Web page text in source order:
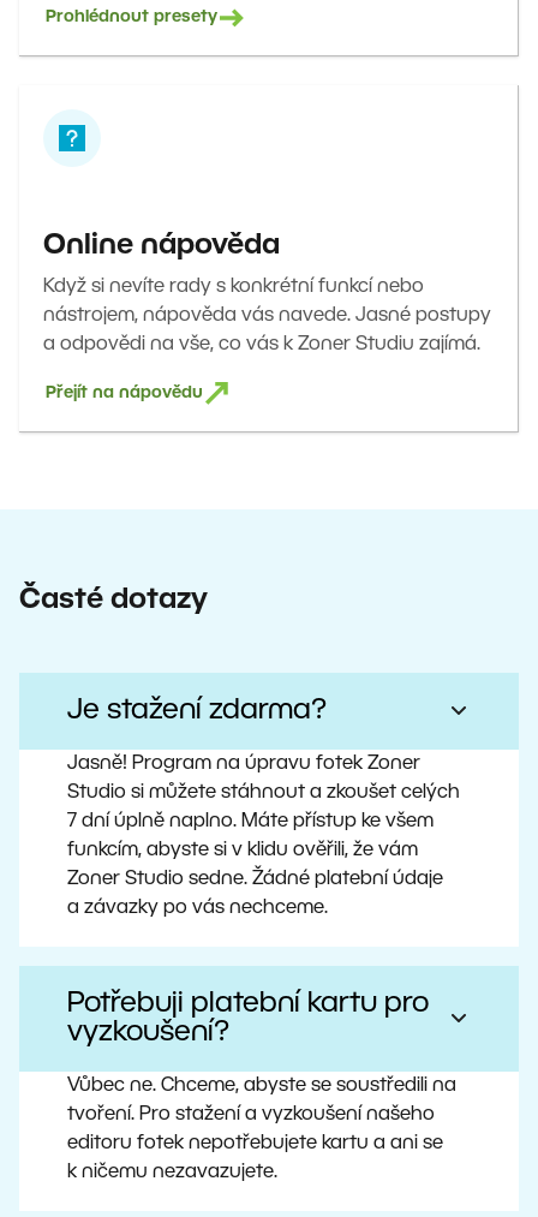
Prohlédnout presety
Online nápověda
Když si nevíte rady s konkrétní funkcí nebo
nástrojem, nápověda vás navede. Jasné postupy
a odpovědi na vše, co vás k Zoner Studiu zajímá.
Přejít na nápovědu
Časté dotazy
Je stažení zdarma?
Jasně! Program na úpravu fotek Zoner
Studio si můžete stáhnout a zkoušet celých
7 dní úplně naplno. Máte přístup ke všem
funkcím, abyste si v klidu ověřili, že vám
Zoner Studio sedne. Žádné platební údaje
a závazky po vás nechceme.
Potřebuji platební kartu pro
vyzkoušení?
Vůbec ne. Chceme, abyste se soustředili na
tvoření. Pro stažení a vyzkoušení našeho
editoru fotek nepotřebujete kartu a ani se
k ničemu nezavazujete.